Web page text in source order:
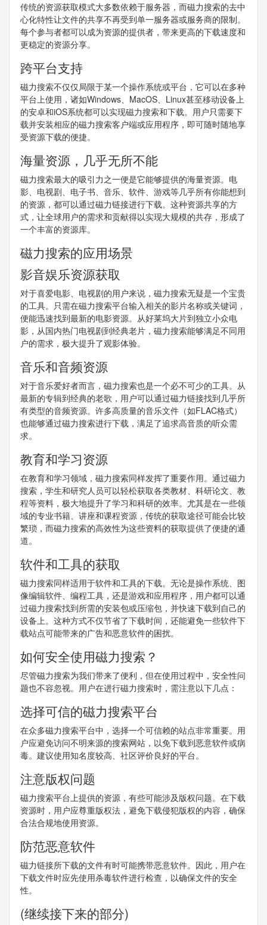
传统的资源获取模式大多数依赖于服务器，而磁力搜索的去中
心化特性让文件的共享不再受到单一服务器或服务商的限制。
每个参与者都可以成为资源的提供者，带来更高的下载速度和
更稳定的资源分享。
跨平台支持
磁力搜索不仅仅局限于某一个操作系统或平台，它可以在多种
平台上使用，诸如Windows、MacOS、Linux甚至移动设备上
的安卓和iOS系统都可以实现磁力搜索和下载。用户只需要下
载并安装相应的磁力搜索客户端或应用程序，即可随时随地享
受资源下载的便捷。
海量资源，几乎无所不能
磁力搜索最大的吸引力之一便是它能够提供的海量资源。电
影、电视剧、电子书、音乐、软件、游戏等几乎所有你能想到
的资源，都可以通过磁力链接进行下载。这种资源共享的方
式，让全球用户的需求和贡献得以实现大规模的共存，形成了
一个丰富的资源库。
磁力搜索的应用场景
影音娱乐资源获取
对于喜爱电影、电视剧的用户来说，磁力搜索无疑是一个宝贵
的工具。只需在磁力搜索平台输入相关的影片名称或关键词，
便能迅速找到最新的电影资源。从好莱坞大片到独立小众电
影，从国内热门电视剧到经典老片，磁力搜索能够满足不同用
户的需求，极大提升了观影体验。
音乐和音频资源
对于音乐爱好者而言，磁力搜索也是一个必不可少的工具。从
最新的专辑到经典的老歌，用户可以通过磁力链接找到几乎所
有类型的音频资源。许多高质量的音乐文件（如FLAC格式）
也能够通过磁力搜索进行下载，满足了追求高音质的听众需
求。
教育和学习资源
在教育和学习领域，磁力搜索同样发挥了重要作用。通过磁力
搜索，学生和研究人员可以轻松获取各类教材、科研论文、教
程等资料，极大地提升了学习和科研的效率。尤其是在一些领
域的专业书籍、讲座和课程资源，传统的获取途径可能会比较
繁琐，而磁力搜索的高效性为这些资料的获取提供了便捷的通
道。
软件和工具的获取
磁力搜索同样适用于软件和工具的下载。无论是操作系统、图
像编辑软件、编程工具，还是游戏和应用程序，用户都可以通
过磁力搜索找到所需的安装包或压缩包，并快速下载到自己的
设备上。这种方式不仅节省了下载时间，还能避免一些软件下
载站点可能带来的广告和恶意软件的困扰。
如何安全使用磁力搜索？
尽管磁力搜索为我们带来了便利，但在使用过程中，安全性问
题也不容忽视。用户在进行磁力搜索时，需注意以下几点：
选择可信的磁力搜索平台
在众多磁力搜索平台中，选择一个可信赖的站点非常重要。用
户应避免访问不明来源的搜索网站，以免下载到恶意软件或病
毒。建议使用知名度较高、社区评价良好的平台。
注意版权问题
磁力搜索平台上提供的资源，有些可能涉及版权问题。在下载
资源时，用户应尊重版权法，避免下载侵犯版权的内容，确保
合法合规地使用资源。
防范恶意软件
磁力链接所下载的文件有时可能携带恶意软件。因此，用户在
下载文件时应先使用杀毒软件进行检查，以确保文件的安全
性。
(继续接下来的部分)